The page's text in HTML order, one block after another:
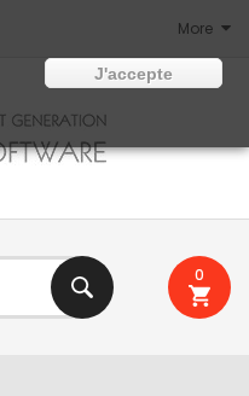
More
0
J'accepte